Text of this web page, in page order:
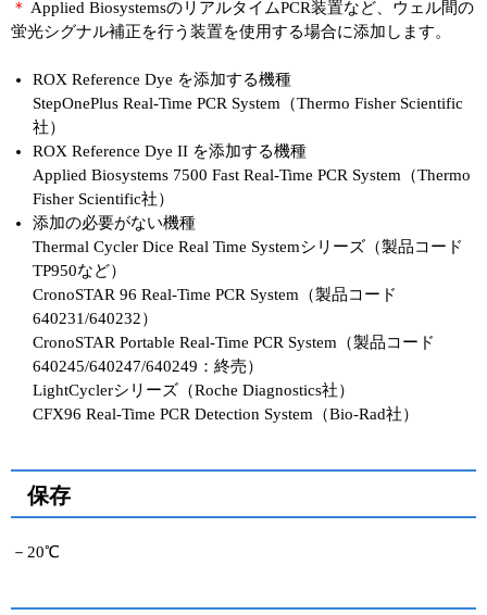
＊ Applied BiosystemsのリアルタイムPCR装置など、ウェル間の
蛍光シグナル補正を行う装置を使用する場合に添加します。
ROX Reference Dye を添加する機種
StepOnePlus Real-Time PCR System（Thermo Fisher Scientific
社）
ROX Reference Dye II を添加する機種
Applied Biosystems 7500 Fast Real-Time PCR System（Thermo
Fisher Scientific社）
添加の必要がない機種
Thermal Cycler Dice Real Time Systemシリーズ（製品コード
TP950など）
CronoSTAR 96 Real-Time PCR System（製品コード
640231/640232）
CronoSTAR Portable Real-Time PCR System（製品コード
640245/640247/640249：終売）
LightCyclerシリーズ（Roche Diagnostics社）
CFX96 Real-Time PCR Detection System（Bio-Rad社）
保存
－20℃